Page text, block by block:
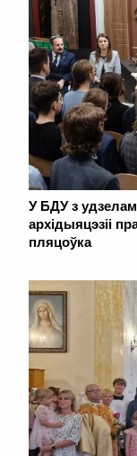
У БДУ з удзелам
архідыяцэзіі
пляцоўка